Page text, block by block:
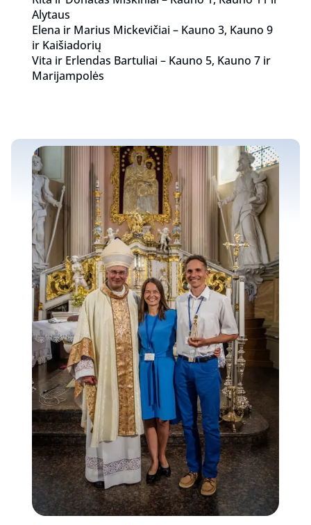
Alytaus
Elena ir Marius Mickevičiai – Kauno 3, Kauno 9
ir Kaišiadorių
Vita ir Erlendas Bartuliai – Kauno 5, Kauno 7 ir
Marijampolės